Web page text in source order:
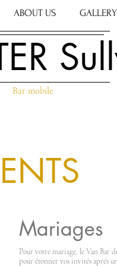
ABOUT US GALLERY
Bar mobile
Mariages
Pour votre mariage, le Van Bar
pour étonner vos invités aprés